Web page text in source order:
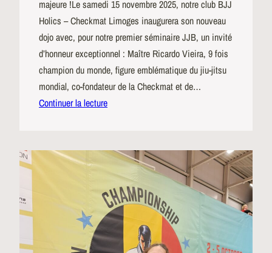
majeure !Le samedi 15 novembre 2025, notre club BJJ
Holics – Checkmat Limoges inaugurera son nouveau
dojo avec, pour notre premier séminaire JJB, un invité
d’honneur exceptionnel : Maître Ricardo Vieira, 9 fois
champion du monde, figure emblématique du jiu-jitsu
mondial, co-fondateur de la Checkmat et de…
Continuer la lecture